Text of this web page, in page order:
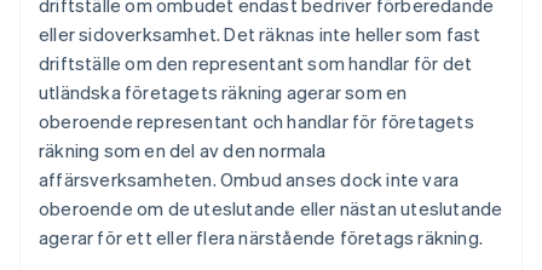
driftställe om ombudet endast bedriver förberedande
eller sidoverksamhet. Det räknas inte heller som fast
driftställe om den representant som handlar för det
utländska företagets räkning agerar som en
oberoende representant och handlar för företagets
räkning som en del av den normala
affärsverksamheten. Ombud anses dock inte vara
oberoende om de uteslutande eller nästan uteslutande
agerar för ett eller flera närstående företags räkning.